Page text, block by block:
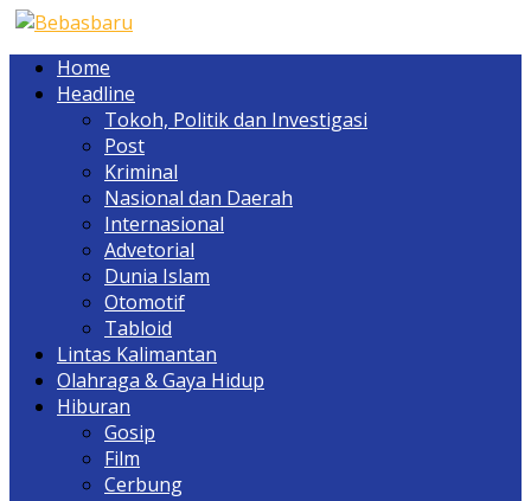
Home
Headline
Tokoh, Politik dan Investigasi
Post
Kriminal
Nasional dan Daerah
Internasional
Advetorial
Dunia Islam
Otomotif
Tabloid
Lintas Kalimantan
Olahraga & Gaya Hidup
Hiburan
Gosip
Film
Cerbung